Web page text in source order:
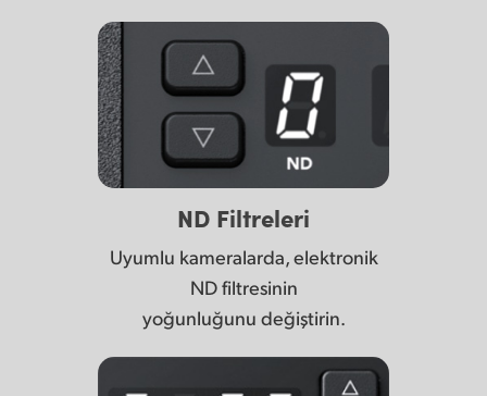
ND Filtreleri
Uyumlu kameralarda, elektronik
ND filtresinin
yoğunluğunu değiştirin.